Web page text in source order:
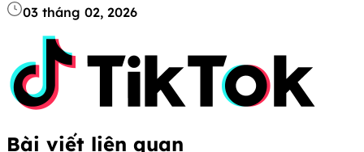
03 tháng 02, 2026
Bài viết liên quan